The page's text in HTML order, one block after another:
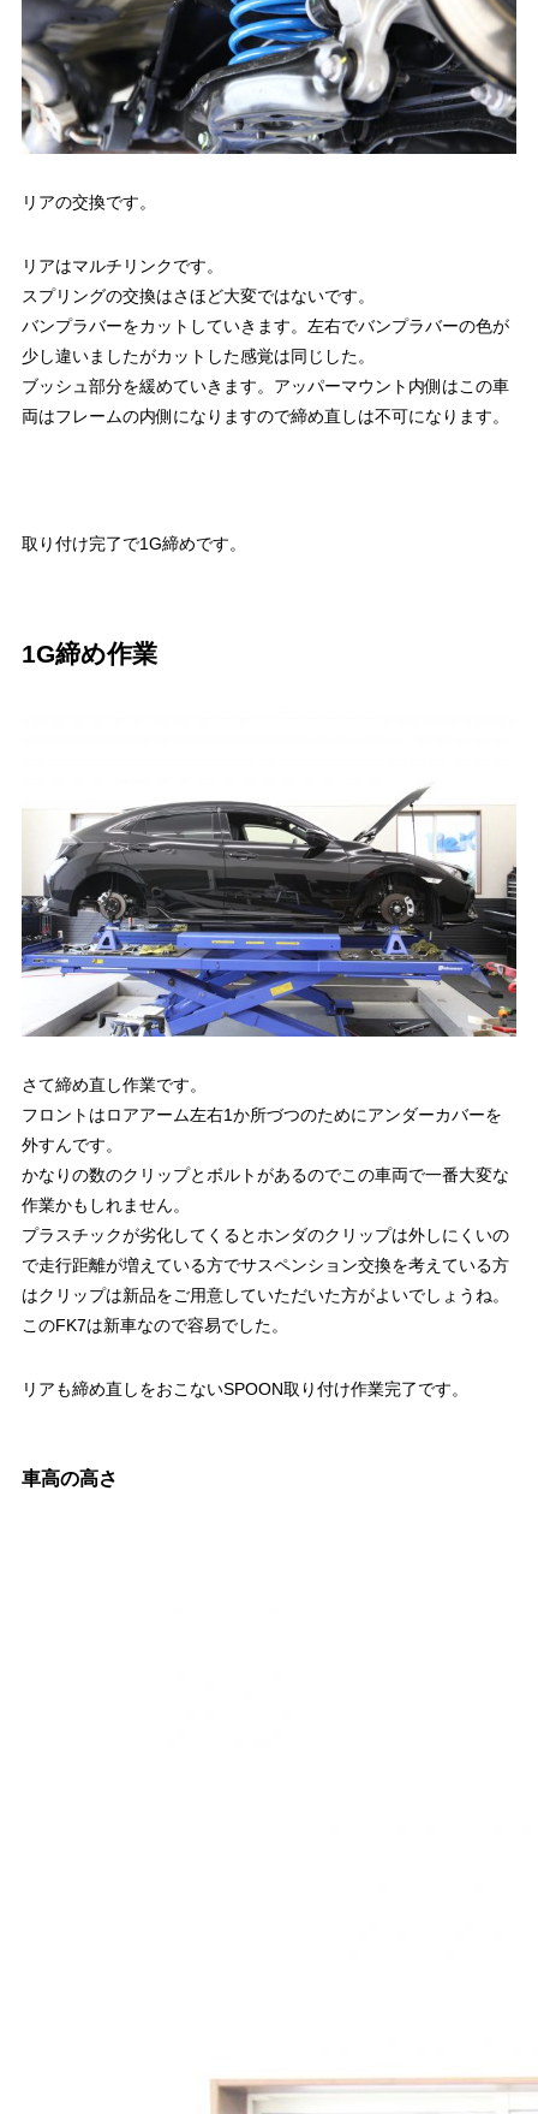
リアの交換です。
リアはマルチリンクです。
スプリングの交換はさほど大変ではないです。
バンプラバーをカットしていきます。左右でバンプラバーの色が
少し違いましたがカットした感覚は同じした。
ブッシュ部分を緩めていきます。アッパーマウント内側はこの車
両はフレームの内側になりますので締め直しは不可になります。
取り付け完了で1G締めです。
1G締め作業
さて締め直し作業です。
フロントはロアアーム左右1か所づつのためにアンダーカバーを
外すんです。
かなりの数のクリップとボルトがあるのでこの車両で一番大変な
作業かもしれません。
プラスチックが劣化してくるとホンダのクリップは外しにくいの
で走行距離が増えている方でサスペンション交換を考えている方
はクリップは新品をご用意していただいた方がよいでしょうね。
このFK7は新車なので容易でした。
リアも締め直しをおこないSPOON取り付け作業完了です。
車高の高さ